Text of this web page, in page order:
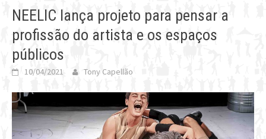
NEELIC lança projeto para pensar a
profissão do artista e os espaços
públicos
10/04/2021 Tony Capellão